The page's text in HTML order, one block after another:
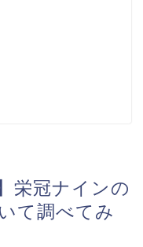
栄冠ナインの
て調べてみ